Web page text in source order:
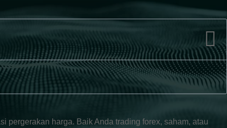
harga. Baik Anda trading forex, saham, atau